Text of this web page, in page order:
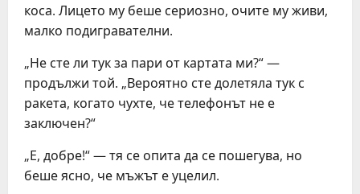
коса. Лицето му беше сериозно, очите му живи,
малко подигравателни.
„Не сте ли тук за пари от картата ми?“ —
продължи той. „Вероятно сте долетяла тук с
ракета, когато чухте, че телефонът не е
заключен?“
„Е, добре!“ — тя се опита да се пошегува, но
беше ясно, че мъжът е уцелил.